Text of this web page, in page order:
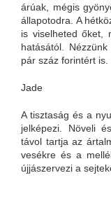
árúak, mégis
állapotodra. A
is viselheted őket,
hatásától.
pár száz forintért is.
Jade
A tisztaság és a
jelképezi. Növeli
távol tartja az
vesékre és a
újjászervezi a